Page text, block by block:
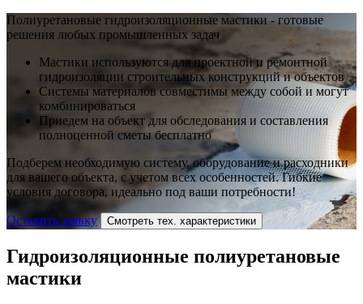
Полиуретановые гидроизоляционные мастики - готовые
решения любых промышленных задач
Мастики используются для проектной и ремонтной
гидроизоляции строительных конструкций и объектов
Системы материалов совместимы между собой и могут
комбинироваться
Приедем на объект для обследования и составления
полноценной сметы бесплатно
Подберем необходимую систему, оборудование и расходники
для вашего объекта, с учетом всех особенностей. Гибкие
условия договора, идеально под ваши потребности!
Оставить заявку Смотреть тех. характеристики
Гидроизоляционные полиуретановые
мастики